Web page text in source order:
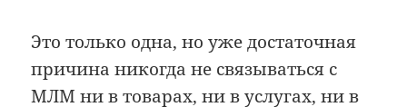
Это только одна, но уже достаточная
причина никогда не связываться с
МЛМ ни в товарах, ни в услугах, ни в